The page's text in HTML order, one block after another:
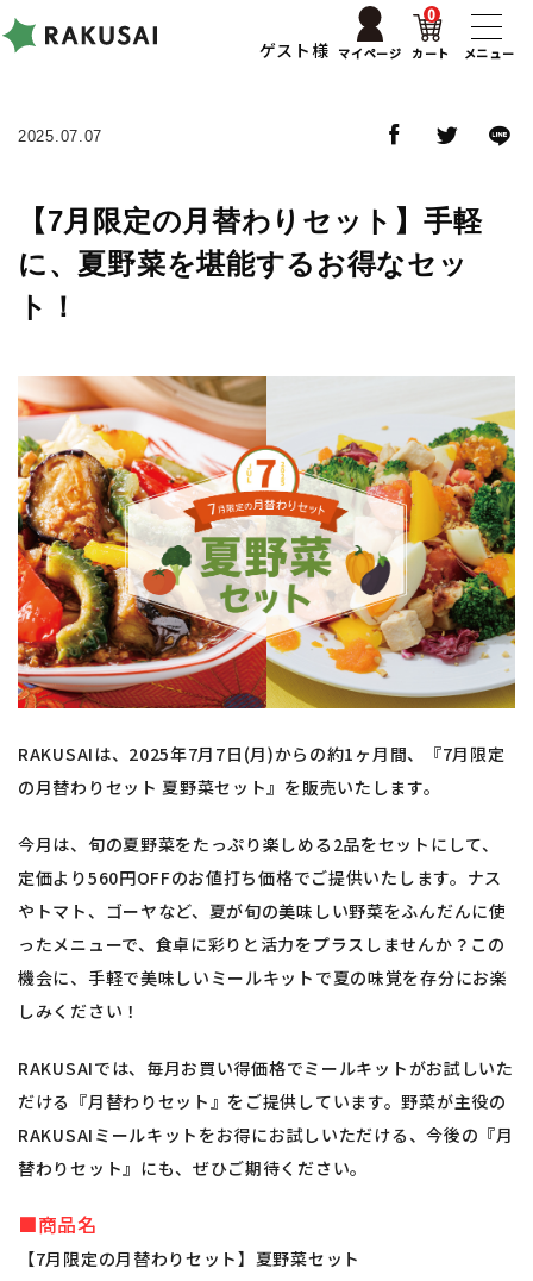
ゲスト様 マイページ カート
0
メニュー
2025.07.07
【7月限定の月替わりセット】手軽
に、夏野菜を堪能するお得なセッ
ト！
RAKUSAIは、2025年7月7日(月)からの約1ヶ月間、『7月限定
の月替わりセット 夏野菜セット』を販売いたします。
今月は、旬の夏野菜をたっぷり楽しめる2品をセットにして、
定価より560円OFFのお値打ち価格でご提供いたします。ナス
やトマト、ゴーヤなど、夏が旬の美味しい野菜をふんだんに使
ったメニューで、食卓に彩りと活力をプラスしませんか？この
機会に、手軽で美味しいミールキットで夏の味覚を存分にお楽
しみください！
RAKUSAIでは、毎月お買い得価格でミールキットがお試しいた
だける『月替わりセット』をご提供しています。野菜が主役の
RAKUSAIミールキットをお得にお試しいただける、今後の『月
替わりセット』にも、ぜひご期待ください。
■商品名
【7月限定の月替わりセット】夏野菜セット